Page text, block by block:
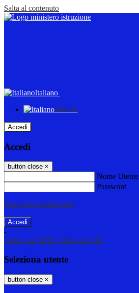
Salta al contenuto
Italiano
Italiano
Accedi
Accedi
button close ×
Nome Utente
Password
Password dimenticata?
-
Entra con SPID Entra con CIE
Seleziona utente
button close ×